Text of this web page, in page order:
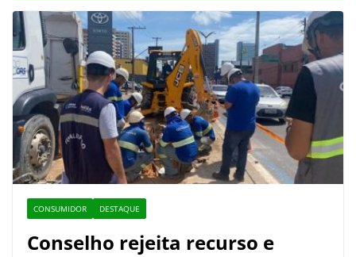
CONSUMIDOR DESTAQUE
Conselho rejeita recurso e